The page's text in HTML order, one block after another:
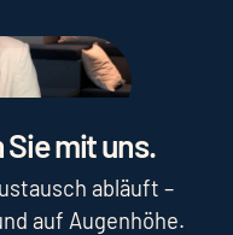
mit uns.
abläuft –
auf Augenhöhe.